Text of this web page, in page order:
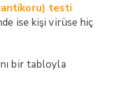
testi
ise kişi virüse hiç
bir tabloyla